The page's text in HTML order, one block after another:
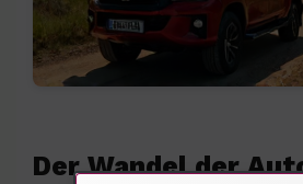
Der Wandel der